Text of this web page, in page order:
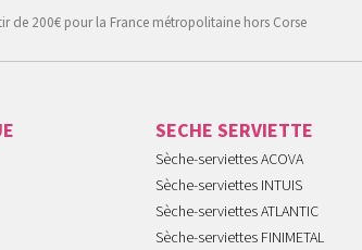
de 200€ pour la France métropolitaine hors Corse
SECHE SERVIETTE
Sèche-serviettes ACOVA
Sèche-serviettes INTUIS
Sèche-serviettes ATLANTIC
Sèche-serviettes FINIMETAL